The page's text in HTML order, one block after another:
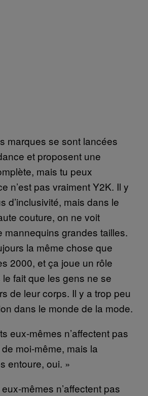
marques se sont lancées
et proposent une
mais tu peux
n’est pas vraiment Y2K. Il y
d’inclusivité, mais dans le
couture, on ne voit
mannequins grandes tailles.
la même chose que
2000, et ça joue un rôle
fait que les gens ne se
de leur corps. Il y a trop peu
dans le monde de la mode.
eux-mêmes n’affectent pas
de moi-même, mais la
entoure, oui. »
mêmes n’affectent pas